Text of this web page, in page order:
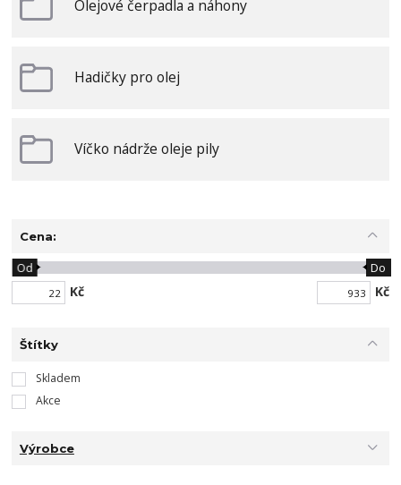
Olejové čerpadla a náhony
Hadičky pro olej
Víčko nádrže oleje pily
Cena:
Kč
Od Do
Kč
Štítky
Skladem
Akce
Výrobce